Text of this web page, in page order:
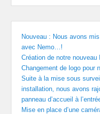
Nouveau : Nous avons
avec Nemo…!
Création de notre nouveau
Changement de logo pour
Suite à la mise sous
installation, nous avons
panneau d’accueil à
Mise en place d’une